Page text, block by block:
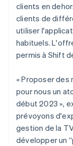
clients en
clients de
utiliser
habituels.
permis à Shift
« Proposer
pour nous un
début 2023 »,
prévoyons
gestion de la
développer un